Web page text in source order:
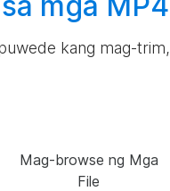
kang mag-trim,
Mag-browse ng Mga
File